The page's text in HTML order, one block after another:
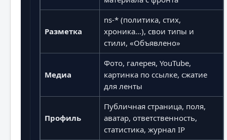
Разметка
ns-* (политика, стих,
хроника…), свои типы и
стили, «Объявлено»
Медиа
Фото, галерея, YouTube,
картинка по ссылке, сжатие
для ленты
Профиль
Публичная страница, поля,
аватар, ответственность,
статистика, журнал IP